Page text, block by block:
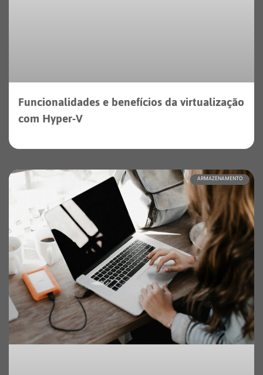
Funcionalidades e benefícios da virtualização
com Hyper-V
ARMAZENAMENTO